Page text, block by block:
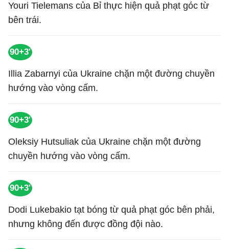
Youri Tielemans của Bỉ thực hiện quả phạt góc từ
bên trái.
90+3'
Illia Zabarnyi của Ukraine chặn một đường chuyền
hướng vào vòng cấm.
90+3'
Oleksiy Hutsuliak của Ukraine chặn một đường
chuyền hướng vào vòng cấm.
90+3'
Dodi Lukebakio tạt bóng từ quả phạt góc bên phải,
nhưng không đến được đồng đội nào.